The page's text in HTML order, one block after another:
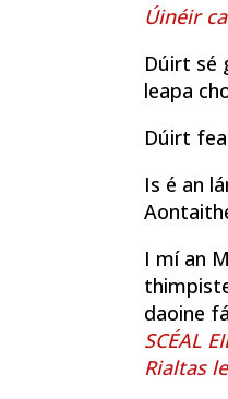
Úinéir
Dúirt sé
leapa
Dúirt
Is é an
I mí an
daoine
SCÉAL
Rialtas